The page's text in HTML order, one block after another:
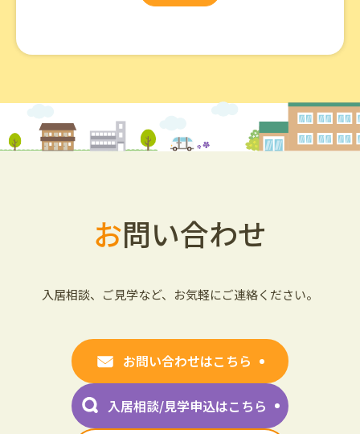
お問い合わせ
入居相談、ご見学など、お気軽にご連絡ください。
お問い合わせはこちら
入居相談/見学申込はこちら